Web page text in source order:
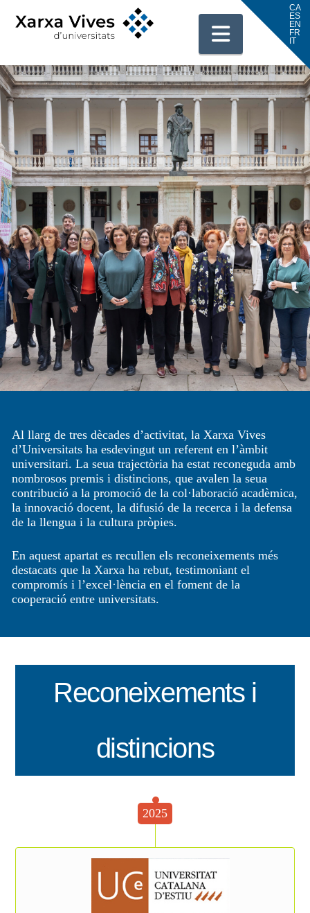
Al llarg de tres dècades d’activitat, la Xarxa Vives
d’Universitats ha esdevingut un referent en l’àmbit
universitari. La seua trajectòria ha estat reconeguda amb
nombrosos premis i distincions, que avalen la seua
contribució a la promoció de la col·laboració acadèmica,
la innovació docent, la difusió de la recerca i la defensa
de la llengua i la cultura pròpies.
En aquest apartat es recullen els reconeixements més
destacats que la Xarxa ha rebut, testimoniant el
compromís i l’excel·lència en el foment de la
cooperació entre universitats.
Reconeixements i
distincions
2025